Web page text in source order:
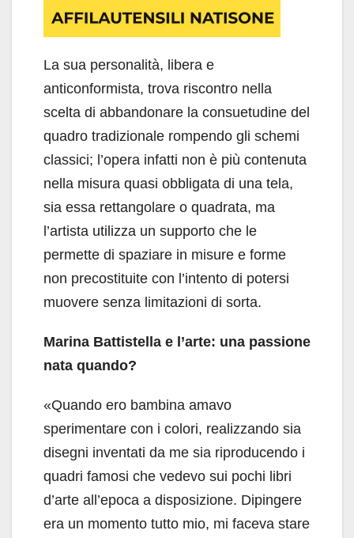
La sua personalità, libera e
anticonformista, trova riscontro nella
scelta di abbandonare la consuetudine del
quadro tradizionale rompendo gli schemi
classici; l’opera infatti non è più contenuta
nella misura quasi obbligata di una tela,
sia essa rettangolare o quadrata, ma
l’artista utilizza un supporto che le
permette di spaziare in misure e forme
non precostituite con l’intento di potersi
muovere senza limitazioni di sorta.
Marina Battistella e l’arte: una passione
nata quando?
«Quando ero bambina amavo
sperimentare con i colori, realizzando sia
disegni inventati da me sia riproducendo i
quadri famosi che vedevo sui pochi libri
d’arte all’epoca a disposizione. Dipingere
era un momento tutto mio, mi faceva stare